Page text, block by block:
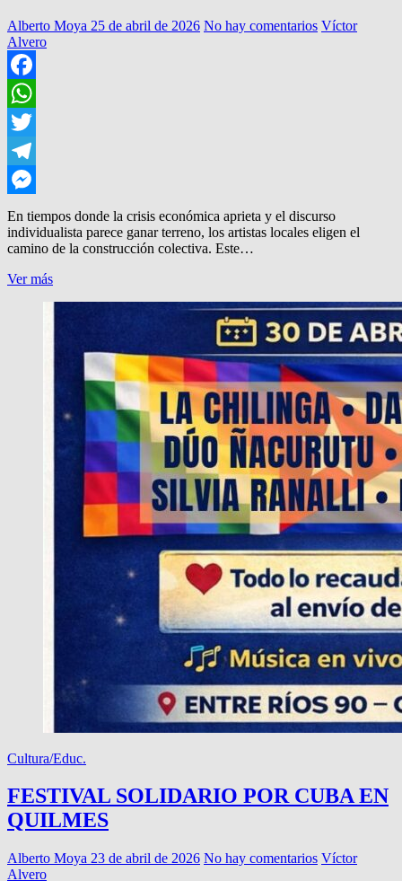
Alberto Moya 25 de abril de 2026 No hay comentarios Víctor
Alvero
Facebook
WhatsApp
Twitter
Telegram
Messenger
En tiempos donde la crisis económica aprieta y el discurso
individualista parece ganar terreno, los artistas locales eligen el
camino de la construcción colectiva. Este…
Ver más“DE
AUTOGESTIÓN
SOLIDARIDAD
Cultura/Educ.
FESTIVAL SOLIDARIO POR CUBA EN
QUILMES
Alberto Moya 23 de abril de 2026 No hay comentarios Víctor
Alvero